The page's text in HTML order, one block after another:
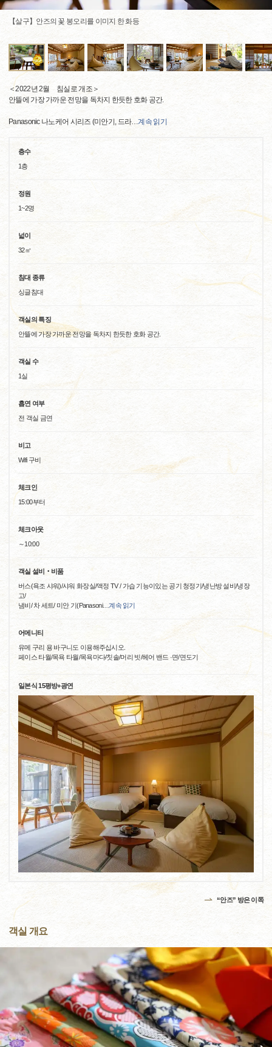
【살구】안즈의 꽃 봉오리를 이미지 한 화등
＜2022년 2월 침실로 개조＞
안뜰에 가장 가까운 전망을 독차지 한듯한 호화 공간.
Panasonic 나노케어 시리즈 (미안기, 드라…계속 읽기
층수
1층
정원
1~2명
넓이
32㎡
침대 종류
싱글침대
객실의 특징
안뜰에 가장 가까운 전망을 독차지 한듯한 호화 공간.
객실 수
1실
흡연 여부
전 객실 금연
비고
Wifi 구비
체크인
15:00부터
체크아웃
～10:00
객실 설비‧비품
버스(욕조 샤워)/샤워 화장실/액정 TV / 가습 기능이있는 공기 청정기/냉난방 설비/냉장
고/
냄비/ 차 세트/ 미안 기(Panasoni…계속 읽기
어메니티
유메 구리 용 바구니도 이용해주십시오.
페이스 타월/목욕 타월/목욕마다/칫솔/머리 빗/헤어 밴드 ·면/면도기
일본식 15평방+광연
“안즈” 방은 이쪽
객실 개요